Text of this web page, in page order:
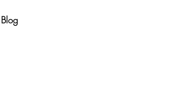
Blog